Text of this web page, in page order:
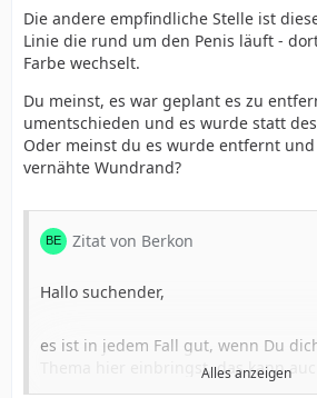
Ich frage mich allerdings auch,
wie es tut. Vllt. sollte es auch
wurde nur barbarisch vernäht. Hm.
Im Internet habe ich aber schon
gesehen. Die Amerikaner nennen
„Frenelum remnant“, also
Lg
Die andere empfindliche Stelle ist
Linie die rund um den Penis läuft -
Farbe wechselt.
Du meinst, es war geplant es zu
umentschieden und es wurde statt
Oder meinst du es wurde entfernt
vernähte Wundrand?
Zitat von Berkon
Hallo suchender,
es ist in jedem Fall gut, wenn Du
Thema hier einbringst, das kann
Mitleser oder Forumsmitglieder
Alles anzeigen